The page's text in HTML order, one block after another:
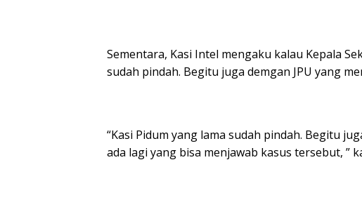
Sementara, Kasi Intel mengaku kalau Kepala
sudah pindah. Begitu juga demgan JPU yang
“Kasi Pidum yang lama sudah pindah. Begitu
ada lagi yang bisa menjawab kasus tersebut, ”